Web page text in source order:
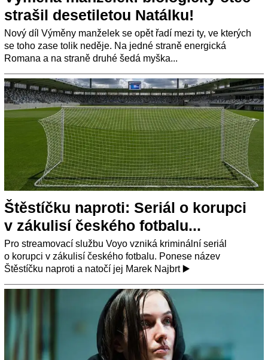
strašil desetiletou Natálku!
Nový díl Výměny manželek se opět řadí mezi ty, ve kterých
se toho zase tolik neděje. Na jedné straně energická
Romana a na straně druhé šedá myška...
Štěstíčku naproti: Seriál o korupci
v zákulisí českého fotbalu...
Pro streamovací službu Voyo vzniká kriminální seriál
o korupci v zákulisí českého fotbalu. Ponese název
Štěstíčku naproti a natočí jej Marek Najbrt ▶️